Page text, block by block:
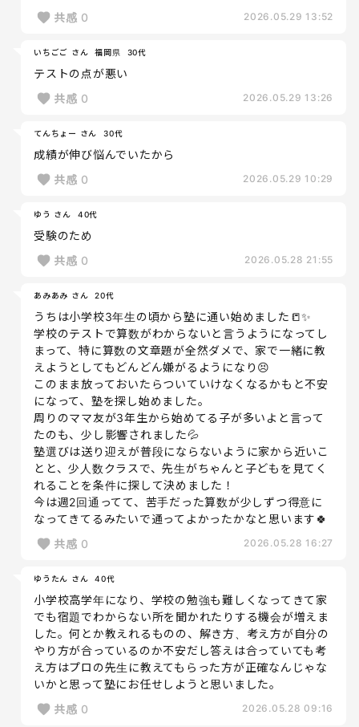
共感 0 2026.05.29 13:52
いちごご さん 福岡県 30代
テストの点が悪い
共感 0 2026.05.29 13:26
てんちょー さん 30代
成績が伸び悩んでいたから
共感 0 2026.05.29 10:29
ゆう さん 40代
受験のため
共感 0 2026.05.28 21:55
あみあみ さん 20代
うちは小学校3年生の頃から塾に通い始めました📒✨
学校のテストで算数がわからないと言うようになってし
まって、特に算数の文章題が全然ダメで、家で一緒に教
えようとしてもどんどん嫌がるようになり😣
このまま放っておいたらついていけなくなるかもと不安
になって、塾を探し始めました。
周りのママ友が3年生から始めてる子が多いよと言って
たのも、少し影響されました💦
塾選びは送り迎えが普段にならないように家から近いこ
とと、少人数クラスで、先生がちゃんと子どもを見てく
れることを条件に探して決めました！
今は週2回通ってて、苦手だった算数が少しずつ得意に
なってきてるみたいで通ってよかったかなと思います🍀
共感 0 2026.05.28 16:27
ゆうたん さん 40代
小学校高学年になり、学校の勉強も難しくなってきて家
でも宿題でわからない所を聞かれたりする機会が増えま
した。何とか教えれるものの、解き方、考え方が自分の
やり方が合っているのか不安だし答えは合っていても考
え方はプロの先生に教えてもらった方が正確なんじゃな
いかと思って塾にお任せしようと思いました。
共感 0 2026.05.28 09:16